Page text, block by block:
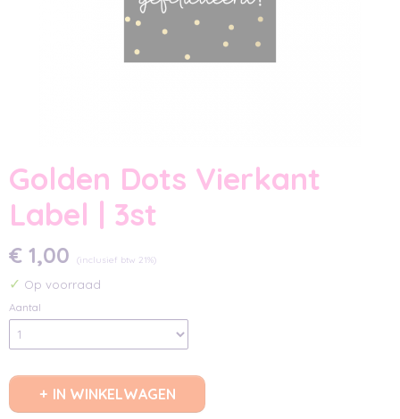
Golden Dots Vierkant
Label | 3st
€ 1,00 (inclusief btw 21%)
✓ Op voorraad
Aantal
IN WINKELWAGEN